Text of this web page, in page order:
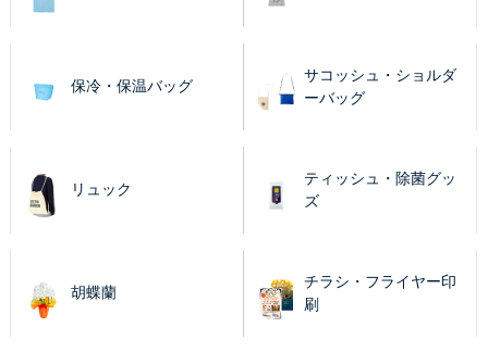
保冷・保温バッグ
サコッシュ・ショルダ
ーバッグ
リュック
ティッシュ・除菌グッ
ズ
胡蝶蘭
チラシ・フライヤー印
刷